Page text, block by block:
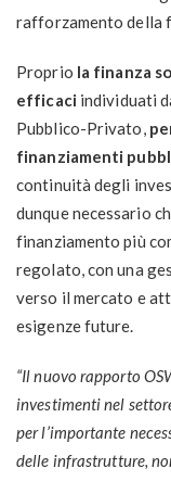
rafforzamento della
Proprio la finanza
efficaci individuati
Pubblico-Privato,
finanziamenti
continuità degli
dunque necessario
finanziamento più
regolato, con una
verso il mercato e
esigenze future.
“Il nuovo rapporto
investimenti nel
per l’importante
delle infrastrutture,